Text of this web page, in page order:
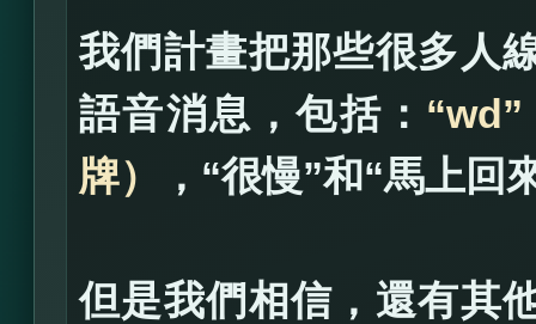
我們計畫把那些很多人
語音消息，包括：
牌）
，“很慢”和“馬上回
但是我們相信，還有其